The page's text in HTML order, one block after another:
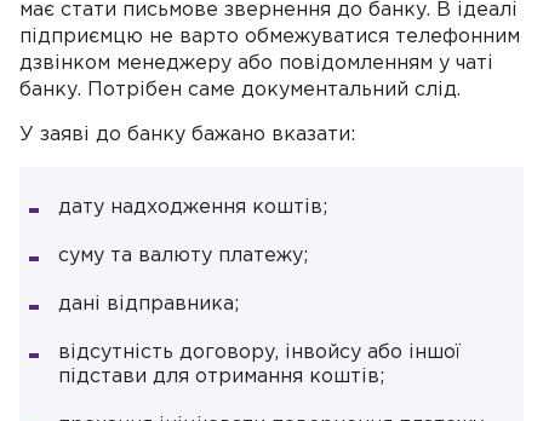
має стати письмове звернення до банку. В ідеалі
підприємцю не варто обмежуватися телефонним
дзвінком менеджеру або повідомленням у чаті
банку. Потрібен саме документальний слід.
У заяві до банку бажано вказати:
дату надходження коштів;
суму та валюту платежу;
дані відправника;
відсутність договору, інвойсу або іншої
підстави для отримання коштів;